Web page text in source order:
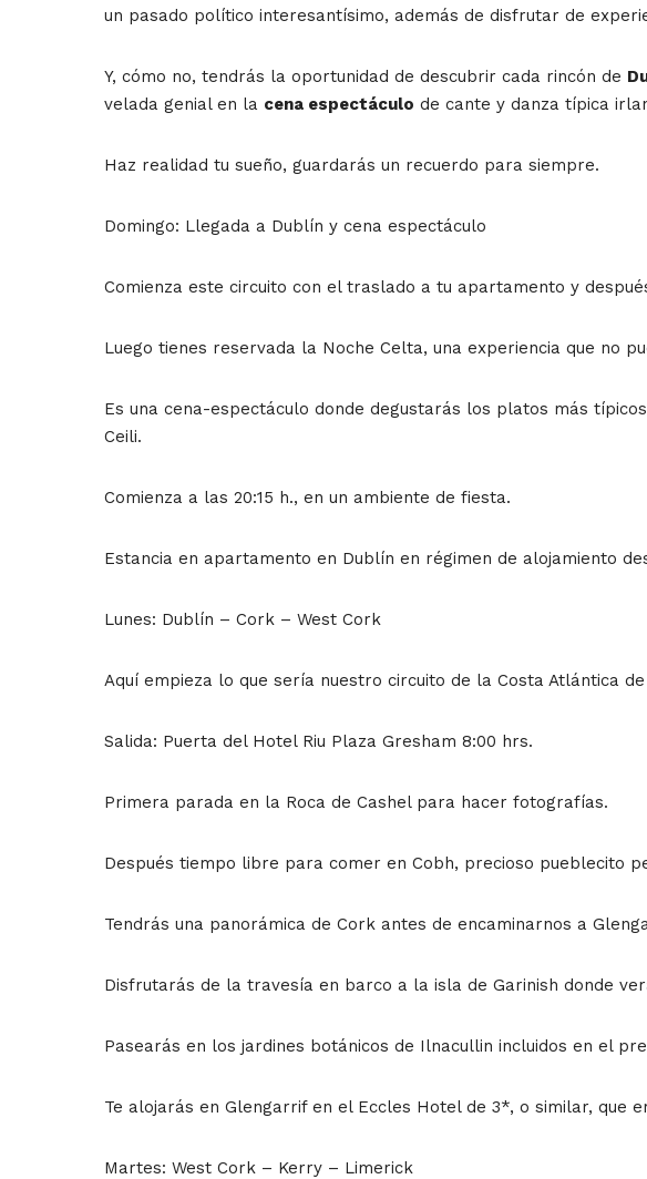
un pasado político interesantísimo, además de disfrutar de
Y, cómo no, tendrás la oportunidad de descubrir cada rincón de
velada genial en la cena espectáculo de cante y danza típica
Haz realidad tu sueño, guardarás un recuerdo para siempre.
Domingo: Llegada a Dublín y cena espectáculo
Comienza este circuito con el traslado a tu apartamento y
Luego tienes reservada la Noche Celta, una experiencia que no
Es una cena-espectáculo donde degustarás los platos más
Ceili.
Comienza a las 20:15 h., en un ambiente de fiesta.
Estancia en apartamento en Dublín en régimen de alojamiento
Lunes: Dublín – Cork – West Cork
Aquí empieza lo que sería nuestro circuito de la Costa Atlántica
Salida: Puerta del Hotel Riu Plaza Gresham 8:00 hrs.
Primera parada en la Roca de Cashel para hacer fotografías.
Después tiempo libre para comer en Cobh, precioso pueblecito
Tendrás una panorámica de Cork antes de encaminarnos a
Disfrutarás de la travesía en barco a la isla de Garinish donde
Pasearás en los jardines botánicos de Ilnacullin incluidos en el
Te alojarás en Glengarrif en el Eccles Hotel de 3*, o similar,
Martes: West Cork – Kerry – Limerick